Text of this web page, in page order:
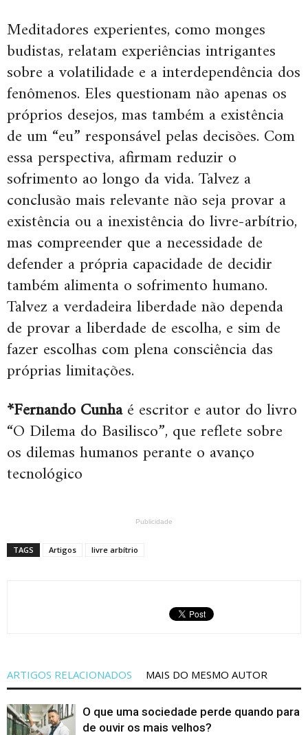
Meditadores experientes, como monges
budistas, relatam experiências intrigantes
sobre a volatilidade e a interdependência dos
fenômenos. Eles questionam não apenas os
próprios desejos, mas também a existência
de um “eu” responsável pelas decisões. Com
essa perspectiva, afirmam reduzir o
sofrimento ao longo da vida. Talvez a
conclusão mais relevante não seja provar a
existência ou a inexistência do livre-arbítrio,
mas compreender que a necessidade de
defender a própria capacidade de decidir
também alimenta o sofrimento humano.
Talvez a verdadeira liberdade não dependa
de provar a liberdade de escolha, e sim de
fazer escolhas com plena consciência das
próprias limitações.
*Fernando Cunhaé escritor e autor do livro
“O Dilema do Basilisco”, que reflete sobre
os dilemas humanos perante o avanço
tecnológico
Publicidade
TAGS Artigos livre arbítrio
ARTIGOS RELACIONADOS MAIS DO MESMO AUTOR
O que uma sociedade perde quando para
de ouvir os mais velhos?